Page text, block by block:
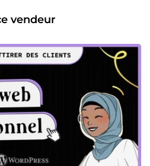
[Gligli Pasta] 💬 &quot;Une
et de très bons conseils ! Le
Ghizlane, [OPK Lifestyle] 🚀
plus pour transformer vos
la différence. 👉 Contactez-
ensemble à créer un
vendeur